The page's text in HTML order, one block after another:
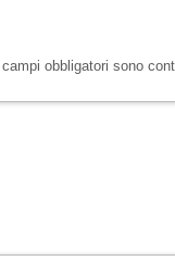
I campi obbligatori sono